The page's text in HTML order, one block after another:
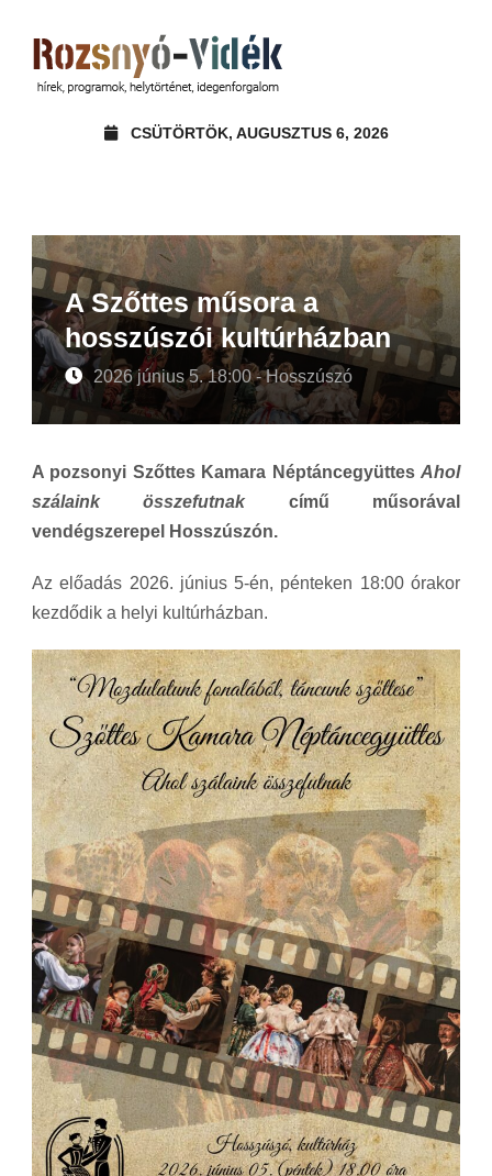
CSÜTÖRTÖK, AUGUSZTUS 6, 2026
A Szőttes műsora a
hosszúszói kultúrházban
2026 június 5. 18:00 - Hosszúszó
A pozsonyi Szőttes Kamara Néptáncegyüttes Ahol
szálaink összefutnakcímű műsorával
vendégszerepel Hosszúszón.
Az előadás 2026. június 5-én, pénteken 18:00 órakor
kezdődik a helyi kultúrházban.